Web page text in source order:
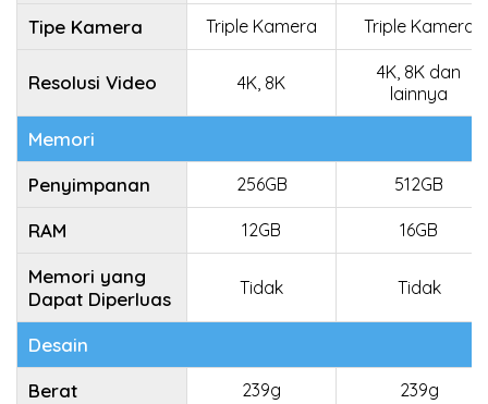
Tipe Kamera Triple Kamera Triple Kamera
Resolusi Video 4K, 8K
4K, 8K dan
lainnya
Memori
Penyimpanan
256GB 512GB
RAM 12GB 16GB
Memori yang
Dapat Diperluas
Tidak Tidak
Desain
Berat
239g 239g